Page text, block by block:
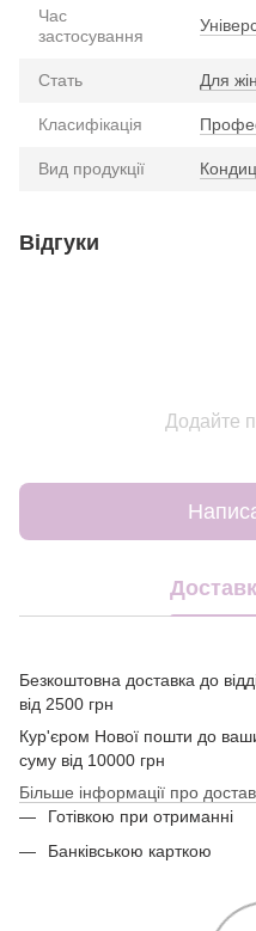
Час
застосування
Стать Для
Класифікація
Вид продукції
Відгуки
Додайте
Безкоштовна доставка до
від 2500 грн
Кур'єром Нової пошти до
суму від 10000 грн
Більше інформації про
Готівкою при отриманні
Банківською карткою